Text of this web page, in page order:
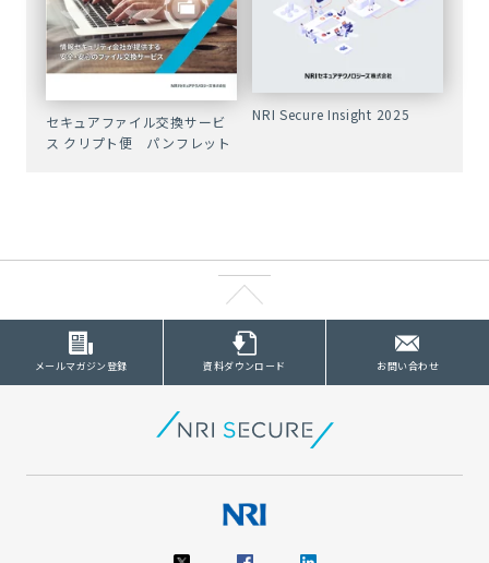
セキュアファイル交換サービ
ス クリプト便 パンフレット
NRI Secure Insight 2025
メールマガジン登録 資料ダウンロード お問い合わせ